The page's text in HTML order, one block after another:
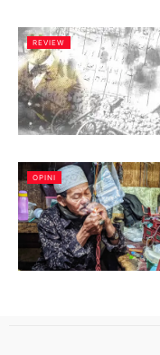
REVIEW
OPINI